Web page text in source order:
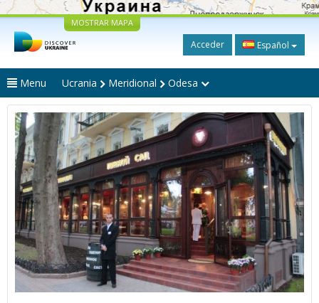
MOSTRAR MAPA
Acceder Español
Menu Ucrania Meridional Odesa